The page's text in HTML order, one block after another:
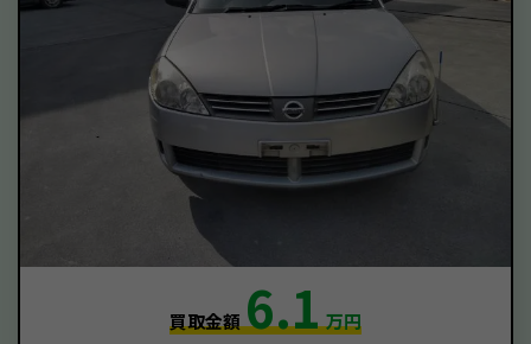
買取金額6.1万円